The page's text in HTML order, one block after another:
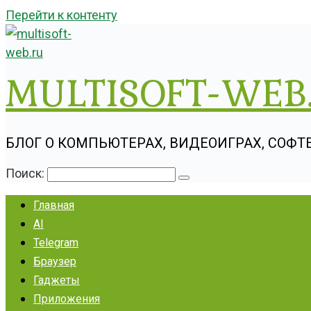
Перейти к контенту
MULTISOFT-
БЛОГ О КОМПЬЮТЕРАХ, ВИДЕОИГРАХ,
Поиск:
Главная
AI
Telegram
Браузер
Гаджеты
Приложения